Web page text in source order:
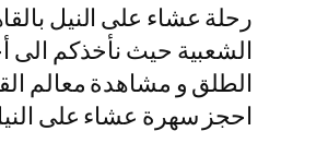
رحلة عشاء على النيل
الشعبية حيث نأخذكم الى
الطلق و مشاهدة معالم
احجز سهرة عشاء على